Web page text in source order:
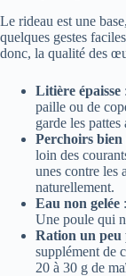
Le rideau est une
quelques gestes
donc, la qualité des
Litière épaisse
paille ou de
garde les pattes
Perchoirs bien
loin des
unes contre les
naturellement.
Eau non gelée
Une poule qui
Ration un peu
supplément de
20 à 30 g de